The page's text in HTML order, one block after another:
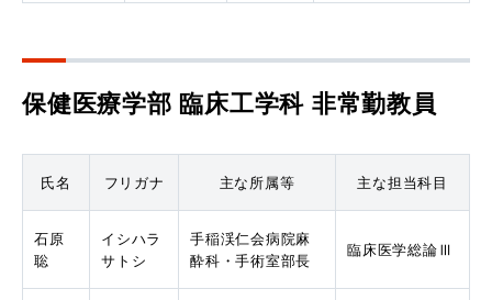
保健医療学部 臨床工学科 非常勤教員
氏名 フリガナ 主な所属等 主な担当科目
石原
聡
イシハラ
サトシ
手稲渓仁会病院麻
酔科・手術室部長
臨床医学総論Ⅲ